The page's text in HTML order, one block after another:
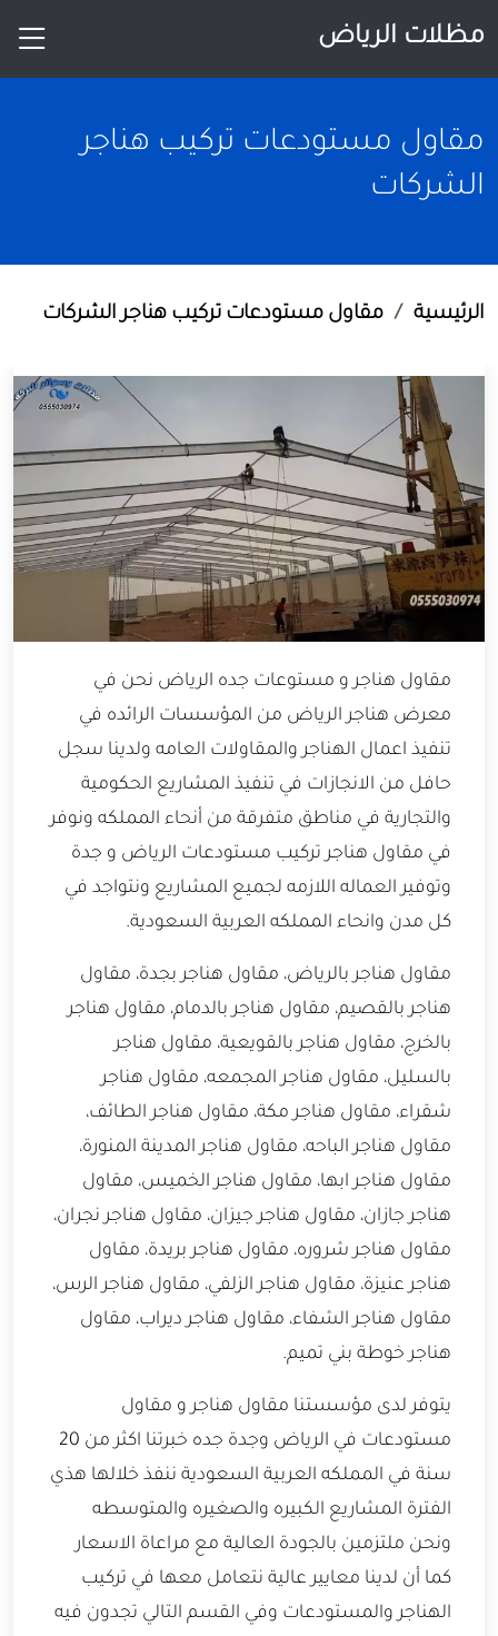
مظلات الرياض
مقاول مستودعات تركيب هناجر
الشركات
الرئيسية مقاول مستودعات تركيب هناجر الشركات
مقاول هناجر و مستوعات جده الرياض نحن في
معرض هناجر الرياض من المؤسسات الرائده في
تنفيذ اعمال الهناجر والمقاولات العامه ولدينا سجل
حافل من الانجازات في تنفيذ المشاريع الحكومية
والتجارية في مناطق متفرقة من أنحاء المملكه ونوفر
في مقاول هناجر تركيب مستودعات الرياض و جدة
وتوفير العماله اللازمه لجميع المشاريع ونتواجد في
كل مدن وانحاء المملكه العربية السعودية.
مقاول هناجر بالرياض، مقاول هناجر بجدة، مقاول
هناجر بالقصيم، مقاول هناجر بالدمام، مقاول هناجر
بالخرج، مقاول هناجر بالقويعية، مقاول هناجر
بالسليل، مقاول هناجر المجمعه، مقاول هناجر
شقراء، مقاول هناجر مكة، مقاول هناجر الطائف،
مقاول هناجر الباحه، مقاول هناجر المدينة المنورة،
مقاول هناجر ابها، مقاول هناجر الخميس، مقاول
هناجر جازان، مقاول هناجر جيزان، مقاول هناجر نجران،
مقاول هناجر شروره، مقاول هناجر بريدة، مقاول
هناجر عنيزة، مقاول هناجر الزلفي، مقاول هناجر الرس،
مقاول هناجر الشفاء، مقاول هناجر ديراب، مقاول
هناجر خوطة بني تميم.
يتوفر لدى مؤسستنا مقاول هناجر و مقاول
مستودعات في الرياض وجدة جده خبرتنا اكثر من 20
سنة في المملكه العربية السعودية ننفذ خلالها هذي
الفترة المشاريع الكبيره والصغيره والمتوسطه
ونحن ملتزمين بالجودة العالية مع مراعاة الاسعار
كما أن لدينا معايير عالية نتعامل معها في تركيب
الهناجر والمستودعات وفي القسم التالي تجدون فيه